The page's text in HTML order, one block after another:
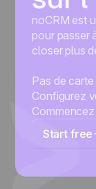
noCRM est
pour passer
closer plus
Pas de
Configurez
Start free